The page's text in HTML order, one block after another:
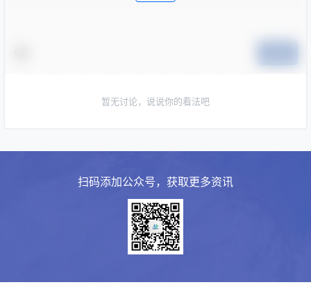
暂无讨论，说说你的看法吧
扫码添加公众号，获取更多资讯